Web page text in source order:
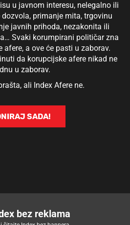
u javnom interesu, nelegalno ili
primanje mita, trgovinu
javnih prihoda, nezakonita ili
Svaki korumpirani političar zna
afere, a ove će pasti u zaborav.
da korupcijske afere nikad ne
u zaborav.
ali Index Afere ne.
SADA!
bez reklama